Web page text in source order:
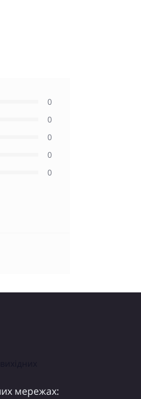
0
0
0
0
0
мережах: